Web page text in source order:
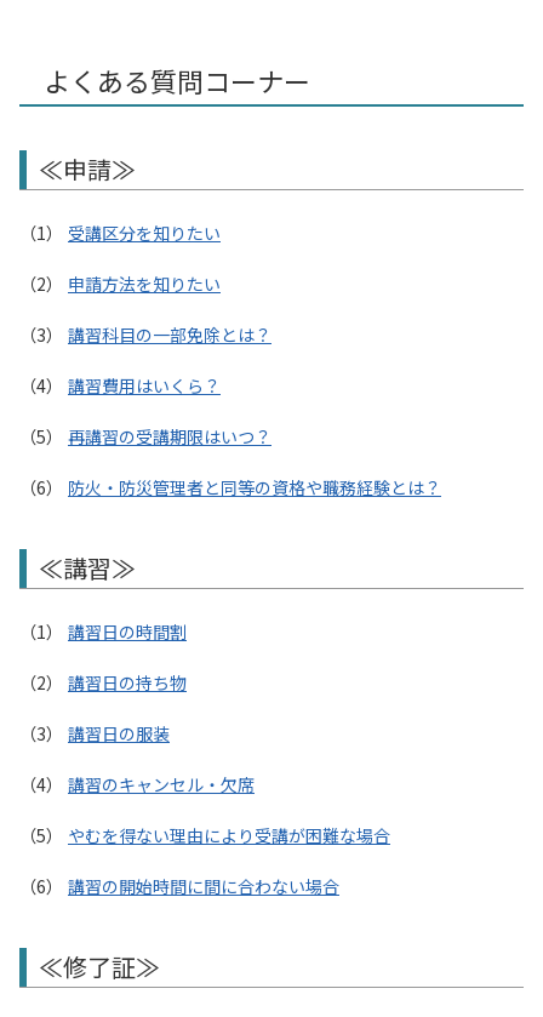
よくある質問コーナー
≪申請≫
受講区分を知りたい
申請方法を知りたい
講習科目の一部免除とは？
講習費用はいくら？
再講習の受講期限はいつ？
防火・防災管理者と同等の資格や職務経験とは？
≪講習≫
講習日の時間割
講習日の持ち物
講習日の服装
講習のキャンセル・欠席
やむを得ない理由により受講が困難な場合
講習の開始時間に間に合わない場合
≪修了証≫